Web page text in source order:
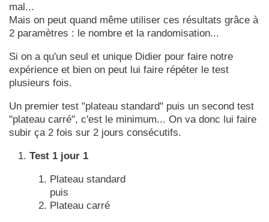
mal...
Mais on peut quand même utiliser ces résultats grâce à
2 paramètres : le nombre et la randomisation...
Si on a qu'un seul et unique Didier pour faire notre
expérience et bien on peut lui faire répéter le test
plusieurs fois.
Un premier test "plateau standard" puis un second test
"plateau carré", c'est le minimum... On va donc lui faire
subir ça 2 fois sur 2 jours consécutifs.
Test 1 jour 1
Plateau standard
puis
Plateau carré